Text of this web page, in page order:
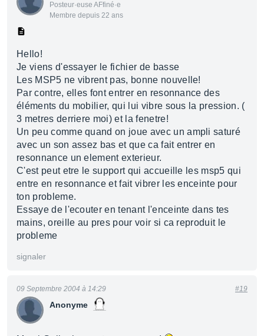
Posteur·euse AFfiné·e
Membre depuis 22 ans
Hello!
Je viens d'essayer le fichier de basse
Les MSP5 ne vibrent pas, bonne nouvelle!
Par contre, elles font entrer en resonnance des
éléments du mobilier, qui lui vibre sous la pression. (
3 metres derriere moi) et la fenetre!
Un peu comme quand on joue avec un ampli saturé
avec un son assez bas et que ca fait entrer en
resonnance un element exterieur.
C'est peut etre le support qui accueille les msp5 qui
entre en resonnance et fait vibrer les enceinte pour
ton probleme.
Essaye de l'ecouter en tenant l'enceinte dans tes
mains, oreille au pres pour voir si ca reproduit le
probleme
signaler
Anonyme
09 Septembre 2004 à 14:29 #19